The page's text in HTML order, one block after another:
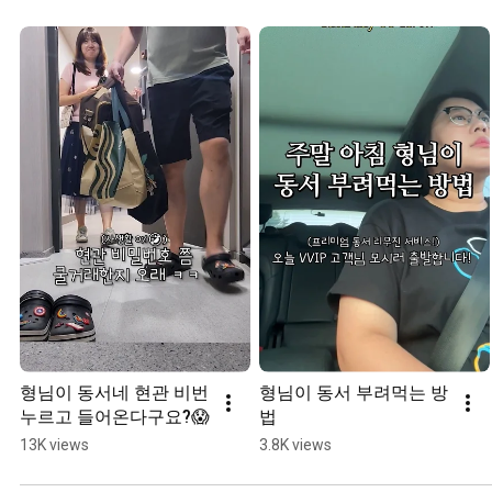
형님이 동서네 현관 비번
누르고 들어온다구요?😱
13K views
형님이 동서 부려먹는 방
법
3.8K views